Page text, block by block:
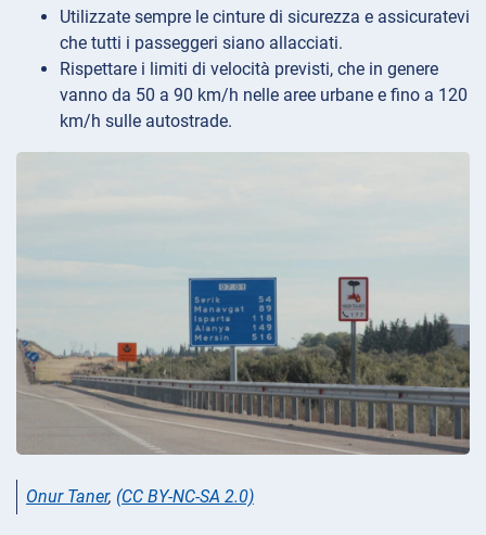
Utilizzate sempre le cinture di sicurezza e assicuratevi
che tutti i passeggeri siano allacciati.
Rispettare i limiti di velocità previsti, che in genere
vanno da 50 a 90 km/h nelle aree urbane e fino a 120
km/h sulle autostrade.
Onur Taner, (CC BY-NC-SA 2.0)